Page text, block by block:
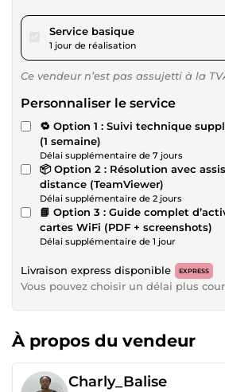
Service basiquepour 17,33 $US
1 jour de réalisation
Ce vendeur n’est pas assujetti à la
Personnaliser le service
🔁 Option 1 : Suivi technique
(1 semaine)
Délai supplémentaire de 7 jours
📦 Option 2 : Résolution avec
distance (TeamViewer)
Délai supplémentaire de 2 jours
📘 Option 3 : Guide complet
cartes WiFi (PDF + screenshots)
Délai supplémentaire de 1 jour
Livraison express disponible EXPRESS
Vous pouvez choisir un délai plus
À propos du vendeur
Charly_Balise